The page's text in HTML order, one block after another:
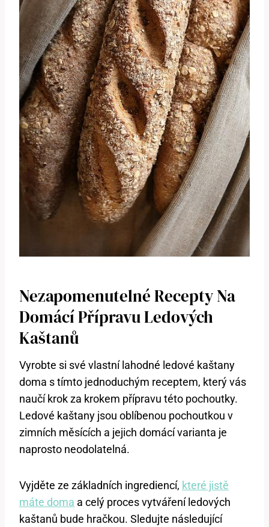
Nezapomenutelné Recepty Na
Domácí‍ Přípravu Ledových
Kaštanů
Vyrobte si své vlastní lahodné ledové kaštany
doma s tímto jednoduchým receptem, ‌který vás
⁢naučí krok za krokem přípravu této pochoutky.
⁢Ledové kaštany jsou oblíbenou pochoutkou​ v
zimních měsících a jejich domácí varianta‌ je
naprosto neodolatelná.
Vyjděte ⁣ze základních ingrediencí,‍ které jistě
máte doma a celý proces vytváření ledových
kaštanů bude hračkou. ⁤Sledujte‌ následující